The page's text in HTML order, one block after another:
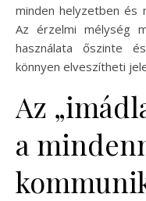
minden helyzetben és
Az érzelmi mélység
használata őszinte
könnyen elveszítheti
Az
a